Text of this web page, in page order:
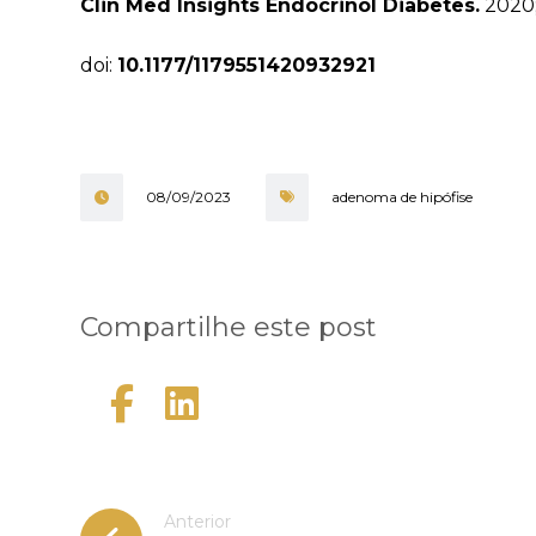
Clin Med Insights Endocrinol Diabetes. 2020;
doi: 10.1177/1179551420932921
08/09/2023 adenoma de hipófise
Anterior